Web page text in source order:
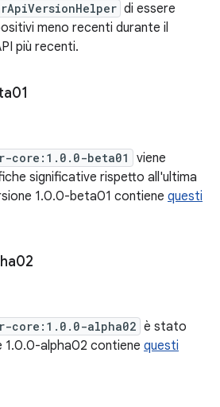
di essere
meno recenti durante il
più recenti.
core:1.0.0-beta01
viene
significative rispetto all'ultima
1.0.0-beta01 contiene questi
core:1.0.0-alpha02 è stato
1.0.0-alpha02 contiene questi